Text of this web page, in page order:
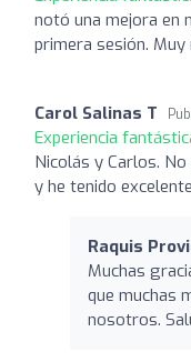
notó una mejora en
primera sesión. Muy
Carol Salinas T
Experiencia
Nicolás y Carlos.
y he tenido
Raquis
Muchas
que muchas
nosotros.